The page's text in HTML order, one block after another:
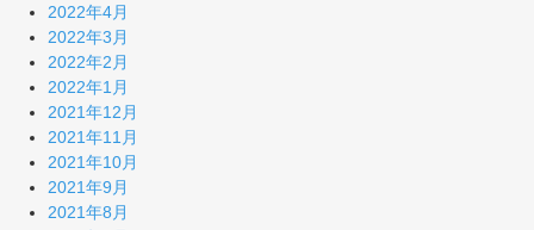
2022年4月
2022年3月
2022年2月
2022年1月
2021年12月
2021年11月
2021年10月
2021年9月
2021年8月